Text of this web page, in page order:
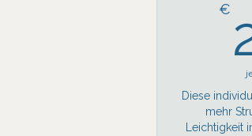
€
Diese
mehr
Leichtigkeit